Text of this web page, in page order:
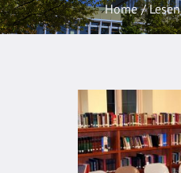
Home /